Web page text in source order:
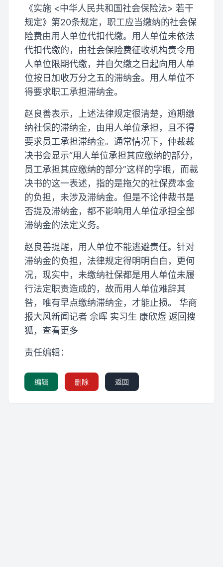
《实施 <中华人民共和国社会保险法> 若干
规定》第20条规定，职工应当缴纳的社会保
险费由用人单位代扣代缴。用人单位未依法
代扣代缴的，由社会保险费征收机构责令用
人单位限期代缴，并自欠缴之日起向用人单
位按日加收万分之五的滞纳金。用人单位不
得要求职工承担滞纳金。
赵良善表示，上述法律规定很清楚，逾期缴
纳社保的滞纳金，由用人单位承担，且不得
要求员工承担滞纳金。通常情况下，仲裁裁
决书会显示“用人单位承担其应缴纳的部分，
员工承担其应缴纳的部分”这样的字眼，而裁
决书的这一表述，指的是拖欠的社保费本金
的负担，未涉及滞纳金。但是不论仲裁书是
否提及滞纳金，都不影响用人单位承担全部
滞纳金的法定义务。
赵良善提醒，用人单位不能逃避责任。针对
滞纳金的负担，法律规定得明明白白，更何
况，现实中，未缴纳社保都是用人单位未履
行法定职责造成的，故而用人单位难辞其
咎，唯有早点缴纳滞纳金，才能止损。 华商
报大风新闻记者 佘晖 实习生 康欣煜 返回搜
狐，查看更多
责任编辑：
编辑 删除 返回